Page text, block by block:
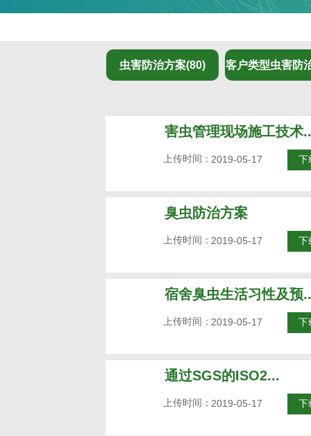
虫害防治方案(80) 客户类型虫害防
害虫管理现场施工技术
2019-05-17
上传时间： 下
臭虫防治方案
2019-05-17
上传时间： 下
宿舍臭虫生活习性及预
2019-05-17
上传时间： 下
通过SGS的ISO2...
2019-05-17
上传时间： 下